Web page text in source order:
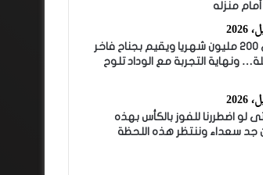
منزله
زياش يتقاضى 200 مليون شهريا ويقيم بجناح فاخر
لليلة… ونهاية التجربة مع الوداد تلوح
اضطررنا للفوز بالكأس بهذه
جد سعداء وننتظر هذه اللحظة